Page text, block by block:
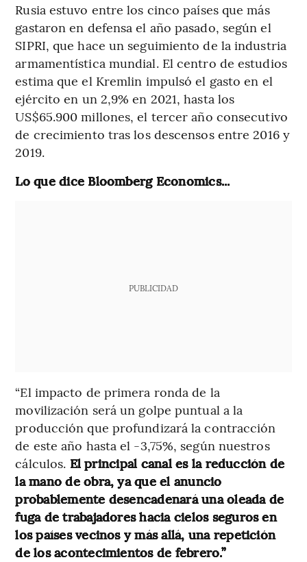
Rusia estuvo entre los cinco países que más
gastaron en defensa el año pasado, según el
SIPRI, que hace un seguimiento de la industria
armamentística mundial. El centro de estudios
estima que el Kremlin impulsó el gasto en el
ejército en un 2,9% en 2021, hasta los
US$65.900 millones, el tercer año consecutivo
de crecimiento tras los descensos entre 2016 y
2019.
Lo que dice Bloomberg Economics...
PUBLICIDAD
“El impacto de primera ronda de la
movilización será un golpe puntual a la
producción que profundizará la contracción
de este año hasta el -3,75%, según nuestros
cálculos. El principal canal es la reducción de
la mano de obra, ya que el anuncio
probablemente desencadenará una oleada de
fuga de trabajadores hacia cielos seguros en
los países vecinos y más allá, una repetición
de los acontecimientos de febrero.”